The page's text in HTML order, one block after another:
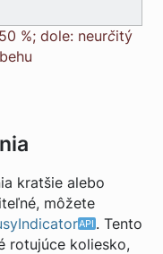
%; dole: neurčitý
kratšie alebo
môžete
. Tento
rotujúce koliesko,